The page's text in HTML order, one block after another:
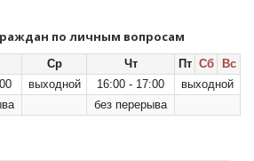
по личным вопросам
Ср Чт Пт Сб
Вс
выходной 16:00 - 17:00
выходной
без перерыва